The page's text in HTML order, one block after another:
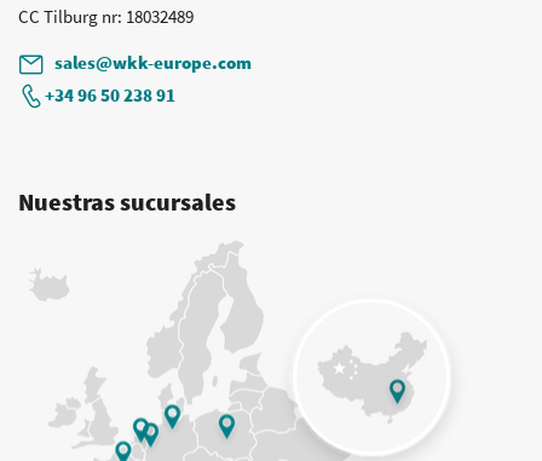
CC Tilburg nr: 18032489
sales@wkk-europe.com
+34 96 50 238 91
Nuestras sucursales